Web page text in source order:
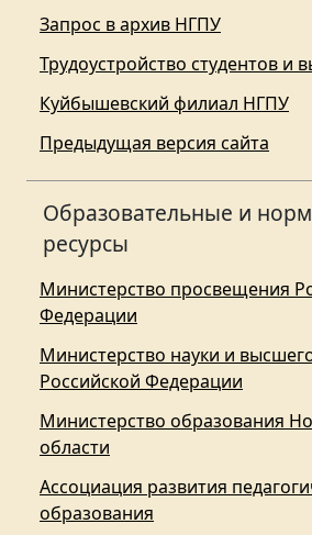
Запрос в архив НГПУ
Трудоустройство студентов и
Куйбышевский филиал НГПУ
Предыдущая версия сайта
Образовательные и
ресурсы
Министерство просвещения
Федерации
Министерство науки и
Российской Федерации
Министерство образования
области
Ассоциация развития
образования